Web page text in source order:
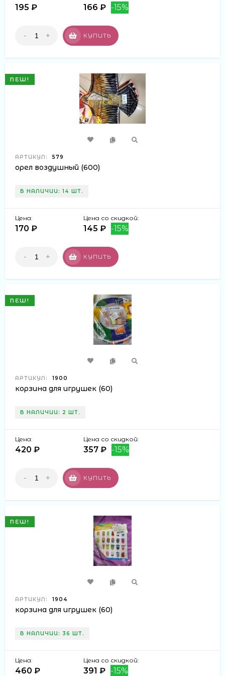
195 ₽ 166 ₽ -15%
- + КУПИТЬ
NEW!
АРТИКУЛ: 579
орел воздушный (600)
В НАЛИЧИИ: 14 ШТ.
Цена:
170 ₽
Цена со скидкой:
145 ₽ -15%
- + КУПИТЬ
NEW!
АРТИКУЛ: 1900
корзина для игрушек (60)
В НАЛИЧИИ: 2 ШТ.
Цена:
420 ₽
Цена со скидкой:
357 ₽ -15%
- + КУПИТЬ
NEW!
АРТИКУЛ: 1904
корзина для игрушек (60)
В НАЛИЧИИ: 36 ШТ.
Цена:
460 ₽
Цена со скидкой:
391 ₽ -15%